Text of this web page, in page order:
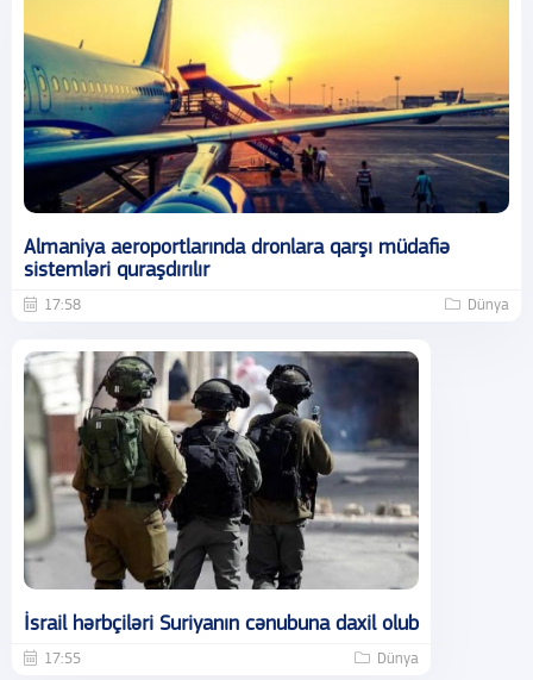
Almaniya aeroportlarında dronlara qarşı müdafiə
sistemləri quraşdırılır
17:58 Dünya
İsrail hərbçiləri Suriyanın cənubuna daxil olub
17:55 Dünya